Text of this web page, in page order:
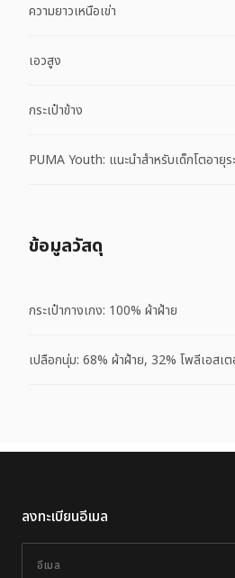
ความยาวเหนือเข่า
เอวสูง
กระเป๋าข้าง
PUMA Youth: แนะนำสำหรับเด็กโตอายุ
ข้อมูลวัสดุ
กระเป๋ากางเกง: 100% ผ้าฝ้าย
เปลือกนุ่ม: 68% ผ้าฝ้าย, 32% โพลีเอสเ
ลงทะเบียนอีเมล